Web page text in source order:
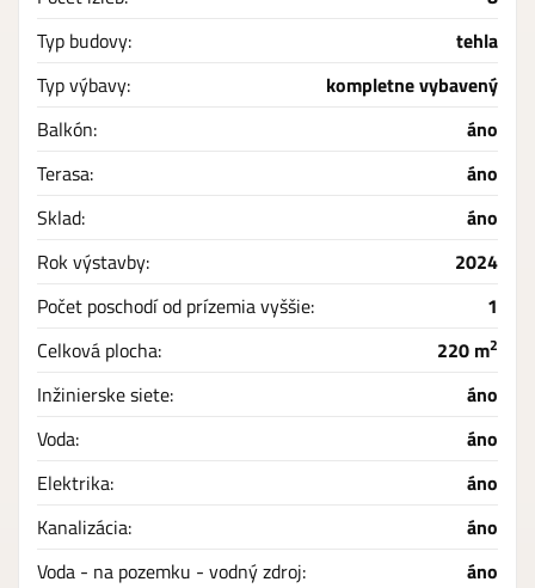
Typ budovy:
tehla
Typ výbavy:
kompletne vybavený
Balkón:
áno
Terasa:
áno
Sklad:
áno
Rok výstavby:
2024
Počet poschodí od prízemia vyššie:
1
Celková plocha:
220 m2
Inžinierske siete:
áno
Voda:
áno
Elektrika:
áno
Kanalizácia:
áno
Voda - na pozemku - vodný zdroj:
áno